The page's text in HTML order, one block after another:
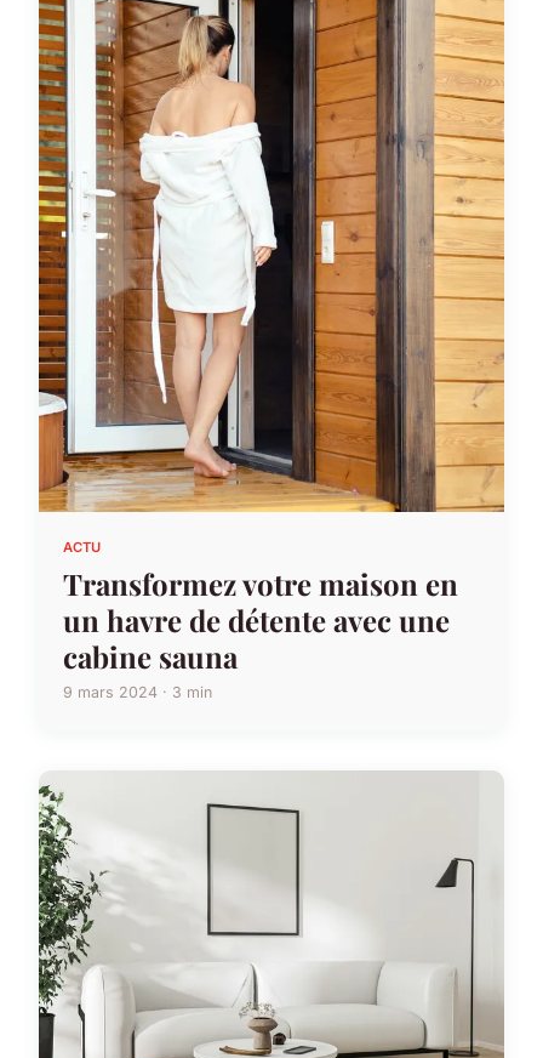
ACTU
Transformez votre maison en
un havre de détente avec une
cabine sauna
9 mars 2024 · 3 min